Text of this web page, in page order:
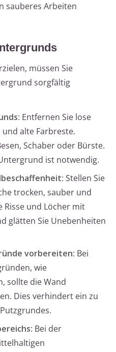
sauberes Arbeiten
müssen Sie
sorgfältig
: Entfernen Sie lose
und alte Farbreste.
Schaber oder Bürste.
ist notwendig.
: Stellen Sie
trocken, sauber und
Risse und Löcher mit
glätten Sie Unebenheiten
vorbereiten: Bei
wie
sollte die Wand
Dies verhindert ein zu
: Bei der